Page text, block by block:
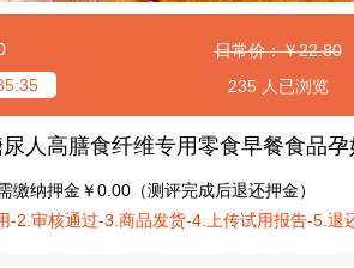
日常价：￥22.80
235 人已浏览
人高膳食纤维专用零食早餐食品
缴纳押金￥0.00（测评完成后退还押金）
-2.审核通过-3.商品发货-4.上传试用报告-5.退